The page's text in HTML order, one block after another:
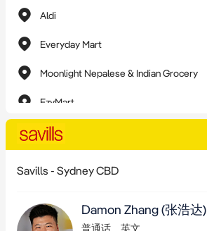
Aldi
Everyday Mart
Moonlight Nepalese & Indian Grocery
EzyMart
Woolworths
IGA Local Grocer West Pymble
Savills - Sydney CBD
Damon Zhang(张浩达)
普通话
英文